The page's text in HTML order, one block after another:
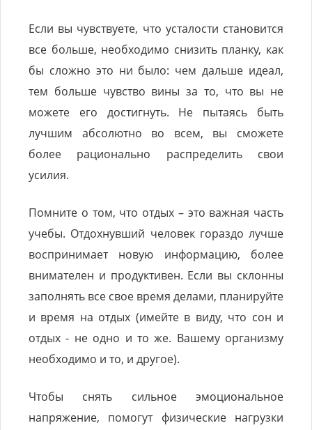
Если вы чувствуете, что усталости становится
все больше, необходимо снизить планку, как
бы сложно это ни было: чем дальше идеал,
тем больше чувство вины за то, что вы не
можете его достигнуть. Не пытаясь быть
лучшим абсолютно во всем, вы сможете
более рационально распределить свои
усилия.
Помните о том, что отдых – это важная часть
учебы. Отдохнувший человек гораздо лучше
воспринимает новую информацию, более
внимателен и продуктивен. Если вы склонны
заполнять все свое время делами, планируйте
и время на отдых (имейте в виду, что сон и
отдых - не одно и то же. Вашему организму
необходимо и то, и другое).
Чтобы снять сильное эмоциональное
напряжение, помогут физические нагрузки